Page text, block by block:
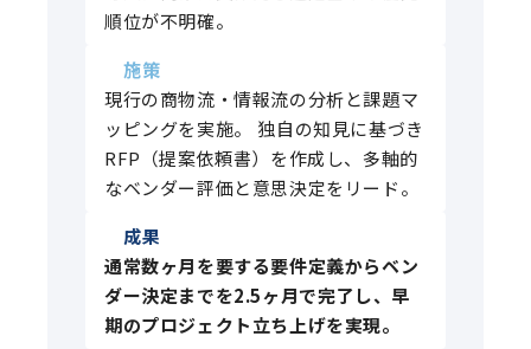
順位が不明確。
施策
現行の商物流・情報流の分析と課題マ
ッピングを実施。 独自の知見に基づき
RFP（提案依頼書）を作成し、多軸的
なベンダー評価と意思決定をリード。
成果
通常数ヶ月を要する要件定義からベン
ダー決定までを2.5ヶ月で完了し、早
期のプロジェクト立ち上げを実現。